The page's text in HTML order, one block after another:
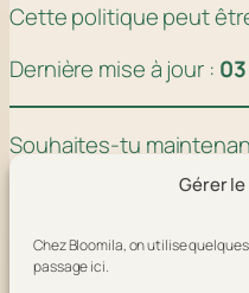
Gérer
Chez Bloomila, on utilise
passage ici.
Cette politique peut
Dernière mise à jour :
Souhaites-tu
extension fiable pour
CookieYes…)